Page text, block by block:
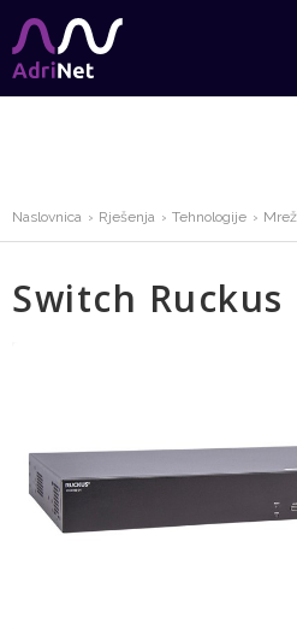
Naslovnica Rješenja Tehnologije
Switch Ruckus